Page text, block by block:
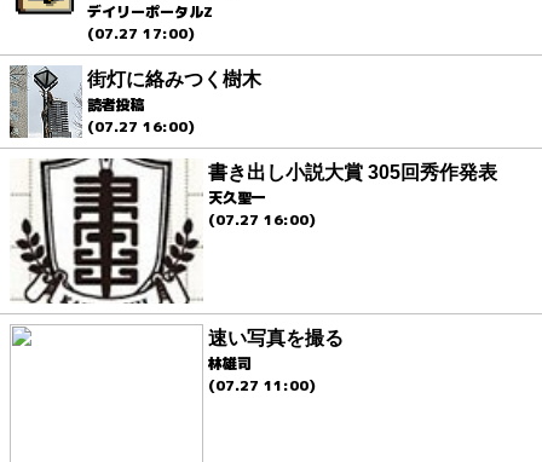
デイリーポータルZ
(07.27 17:00)
街灯に絡みつく樹木
読者投稿
(07.27 16:00)
書き出し小説大賞 305回秀作発表
天久聖一
(07.27 16:00)
速い写真を撮る
林雄司
(07.27 11:00)